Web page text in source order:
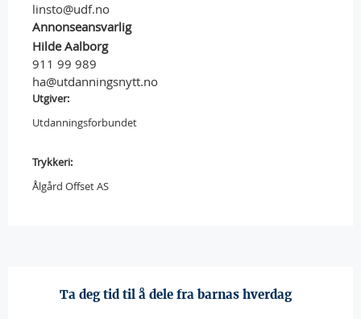
linsto@udf.no
Annonseansvarlig
Hilde Aalborg
911 99 989
ha@utdanningsnytt.no
Utgiver:
Utdanningsforbundet
Trykkeri:
Ålgård Offset AS
 Ta deg tid til å dele fra barnas hverdag